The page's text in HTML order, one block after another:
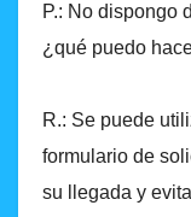
P.: No dispongo
¿qué puedo
R.: Se puede
formulario de
su llegada y